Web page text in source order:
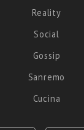
Reality
Social
Gossip
Sanremo
Cucina